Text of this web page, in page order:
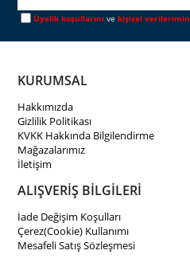
Üyelik koşullarını vekişisel verilerimin
KURUMSAL
Hakkımızda
Gizlilik Politikası
KVKK Hakkında Bilgilendirme
Mağazalarımız
İletişim
ALIŞVERİŞ BİLGİLERİ
İade Değişim Koşulları
Çerez(Cookie) Kullanımı
Mesafeli Satış Sözleşmesi